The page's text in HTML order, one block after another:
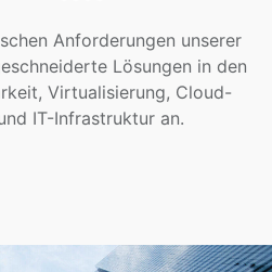
Anforderungen unserer
Lösungen in den
Virtualisierung, Cloud-
IT-Infrastruktur an.